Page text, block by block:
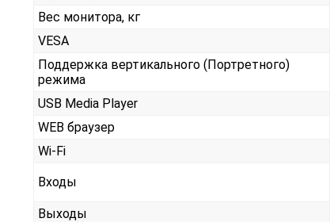
Вес монитора, кг
VESA
Поддержка вертикального (Портретного)
режима
USB Media Player
WEB браузер
Wi-Fi
Входы
Выходы